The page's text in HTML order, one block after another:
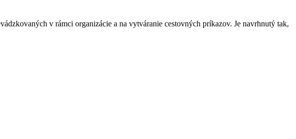
v rámci organizácie a na vytváranie cestovných príkazov. Je navrhnutý tak,